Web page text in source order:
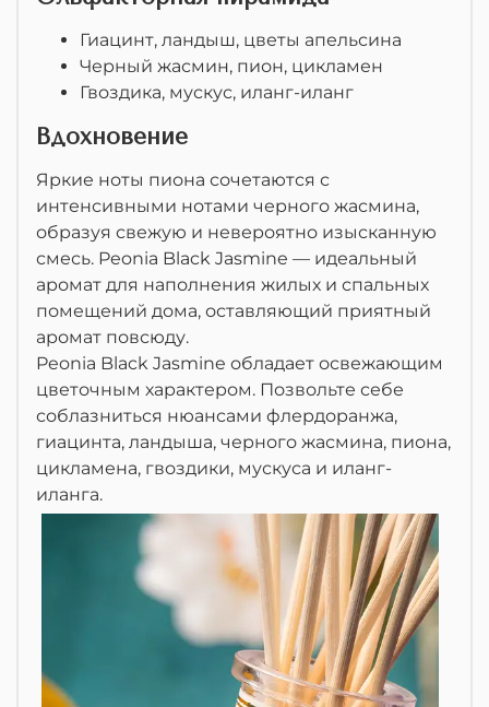
Гиацинт, ландыш, цветы апельсина
Черный жасмин, пион, цикламен
Гвоздика, мускус, иланг-иланг
Вдохновение
Яркие ноты пиона сочетаются с
интенсивными нотами черного жасмина,
образуя свежую и невероятно изысканную
смесь. Peonia Black Jasmine — идеальный
аромат для наполнения жилых и спальных
помещений дома, оставляющий приятный
аромат повсюду.
Peonia Black Jasmine обладает освежающим
цветочным характером. Позвольте себе
соблазниться нюансами флердоранжа,
гиацинта, ландыша, черного жасмина, пиона,
цикламена, гвоздики, мускуса и иланг-
иланга.